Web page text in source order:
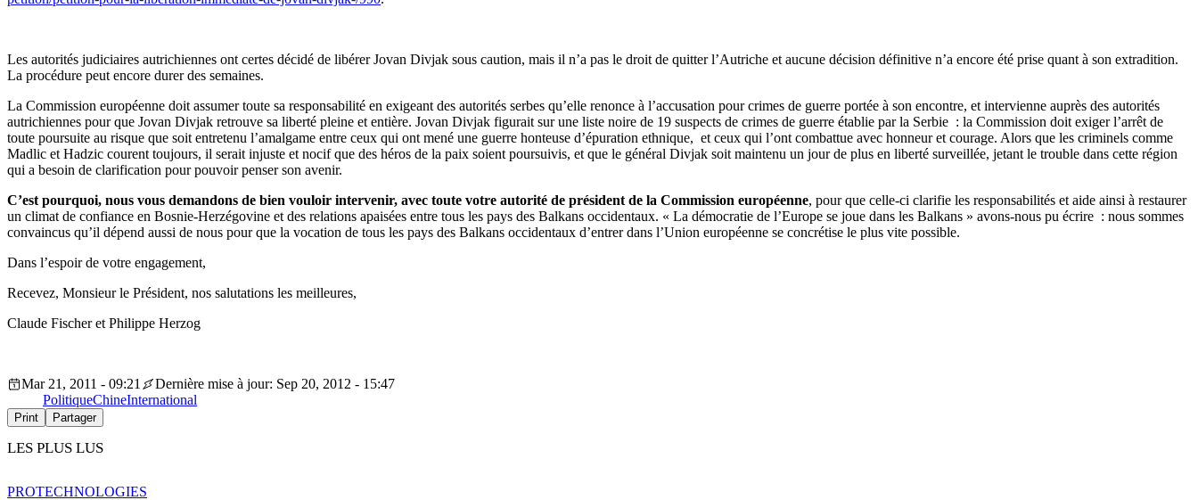
Les autorités judiciaires autrichiennes ont certes décidé de libérer Jovan Divjak sous caution, mais il n’a pas le droit de quitter l’Autriche et aucune décision définitive n’a encore été prise quant à son extradition.
La procédure peut encore durer des semaines.
La Commission européenne doit assumer toute sa responsabilité en exigeant des autorités serbes qu’elle renonce à l’accusation pour crimes de guerre portée à son encontre, et intervienne auprès des autorités
autrichiennes pour que Jovan Divjak retrouve sa liberté pleine et entière. Jovan Divjak figurait sur une liste noire de 19 suspects de crimes de guerre établie par la Serbie : la Commission doit exiger l’arrêt de
toute poursuite au risque que soit entretenu l’amalgame entre ceux qui ont mené une guerre honteuse d’épuration ethnique, et ceux qui l’ont combattue avec honneur et courage. Alors que les criminels comme
Madlic et Hadzic courent toujours, il serait injuste et nocif que des héros de la paix soient poursuivis, et que le général Divjak soit maintenu un jour de plus en liberté surveillée, jetant le trouble dans cette région
qui a besoin de clarification pour pouvoir penser son avenir.
C’est pourquoi, nous vous demandons de bien vouloir intervenir, avec toute votre autorité de président de la Commission européenne, pour que celle-ci clarifie les responsabilités et aide ainsi à restaurer
un climat de confiance en Bosnie-Herzégovine et des relations apaisées entre tous les pays des Balkans occidentaux. « La démocratie de l’Europe se joue dans les Balkans » avons-nous pu écrire : nous sommes
convaincus qu’il dépend aussi de nous pour que la vocation de tous les pays des Balkans occidentaux d’entrer dans l’Union européenne se concrétise le plus vite possible.
Dans l’espoir de votre engagement,
Recevez, Monsieur le Président, nos salutations les meilleures,
Claude Fischer et Philippe Herzog
Mar 21, 2011 - 09:21
Dernière mise à jour: Sep 20, 2012 - 15:47
PolitiqueChineInternational
Print Partager
LES PLUS LUS
PROTECHNOLOGIES